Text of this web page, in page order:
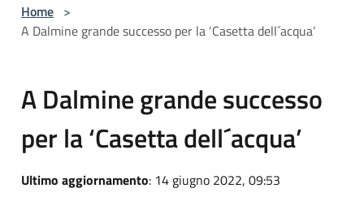
Home >
A Dalmine grande successo per la ‘Casetta dell´acqua’
A Dalmine grande successo
per la ‘Casetta dell´acqua’
Ultimo aggiornamento: 14 giugno 2022, 09:53